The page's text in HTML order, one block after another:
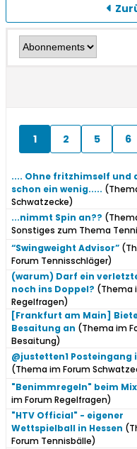
1 2 5 6
.... Ohne fritzhimself und
schon ein wenig.....
Schwatzecke)
...nimmt Spin an??
Sonstiges zum Thema
“Swingweight Advisor”
Forum Tennisschläger)
(warum) Darf ein
noch ins Doppel? (Thema
Regelfragen)
[Frankfurt am Main]
Besaitung an (Thema im
Besaitung)
@justetten1 Posteingang
(Thema im Forum
"Benimmregeln" beim
im ForumRegelfragen)
"HTV Official" - eigener
Wettspielball in Hessen
Forum Tennisbälle)